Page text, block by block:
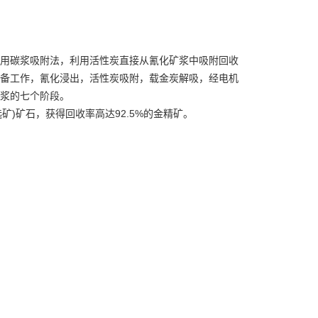
碳浆吸附法，利用活性炭直接从氰化矿浆中吸附回收
工作，氰化浸出，活性炭吸附，载金炭解吸，经电机
的七个阶段。
)矿石，获得回收率高达92.5%的金精矿。